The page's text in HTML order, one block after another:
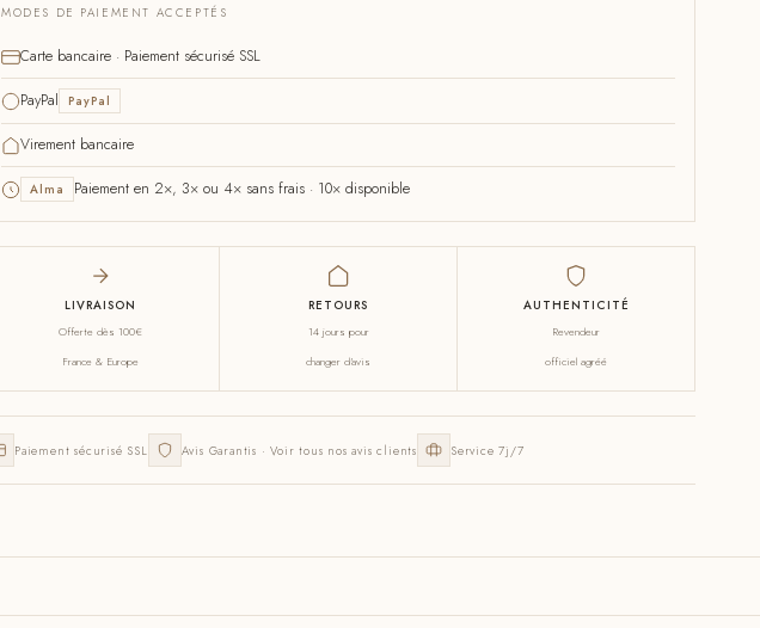
MODES DE PAIEMENT ACCEPTÉS
Carte bancaire · Paiement sécurisé SSL
PayPal PayPal
Virement bancaire
Alma Paiement en 2×, 3× ou 4× sans frais · 10× disponible
LIVRAISON
Offerte dès 100€
France & Europe
RETOURS
14 jours pour
changer d'avis
AUTHENTICITÉ
Revendeur
officiel agréé
Paiement sécurisé SSL Avis Garantis · Voir tous nos avis clients Service 7j/7